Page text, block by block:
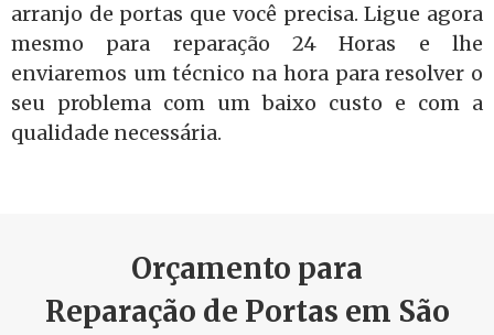
arranjo de portas que você precisa. Ligue agora
mesmo para reparação 24 Horas e lhe
enviaremos um técnico na hora para resolver o
seu problema com um baixo custo e com a
qualidade necessária.
Orçamento para
Reparação de Portas em São